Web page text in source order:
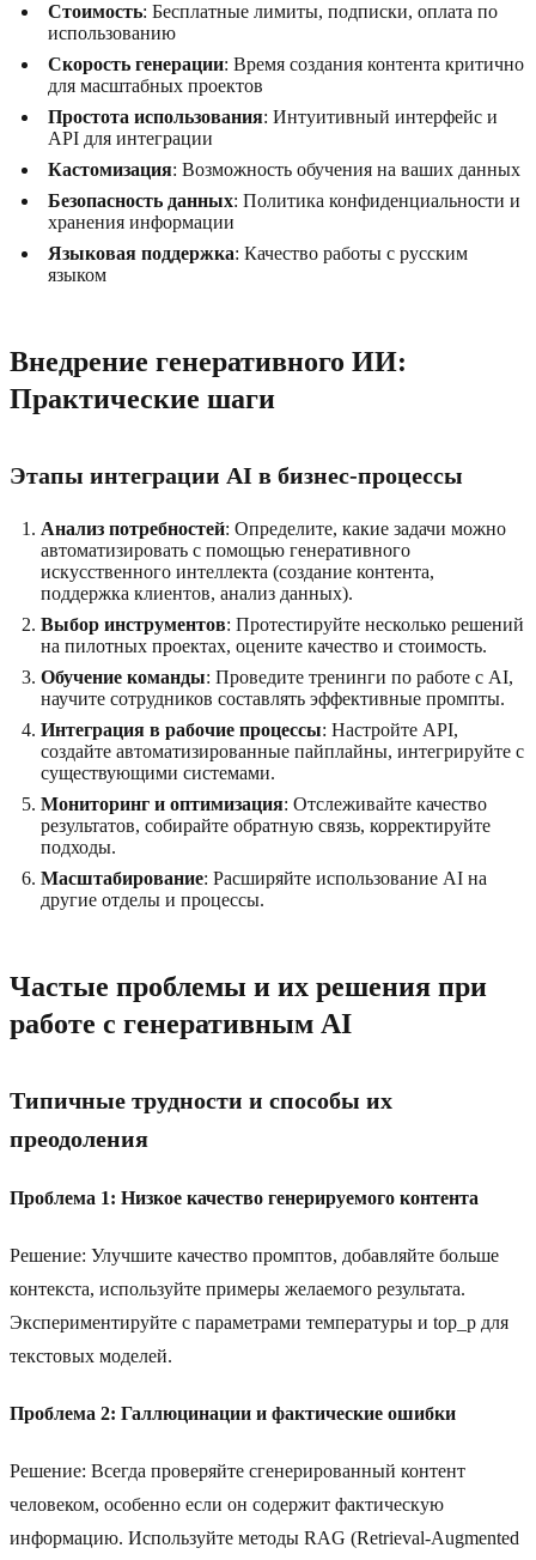
Стоимость: Бесплатные лимиты, подписки, оплата по
использованию
Скорость генерации: Время создания контента критично
для масштабных проектов
Простота использования: Интуитивный интерфейс и
API для интеграции
Кастомизация: Возможность обучения на ваших данных
Безопасность данных: Политика конфиденциальности и
хранения информации
Языковая поддержка: Качество работы с русским
языком
Внедрение генеративного ИИ:
Практические шаги
Этапы интеграции AI в бизнес-процессы
Анализ потребностей: Определите, какие задачи можно
автоматизировать с помощью генеративного
искусственного интеллекта (создание контента,
поддержка клиентов, анализ данных).
Выбор инструментов: Протестируйте несколько решений
на пилотных проектах, оцените качество и стоимость.
Обучение команды: Проведите тренинги по работе с AI,
научите сотрудников составлять эффективные промпты.
Интеграция в рабочие процессы: Настройте API,
создайте автоматизированные пайплайны, интегрируйте с
существующими системами.
Мониторинг и оптимизация: Отслеживайте качество
результатов, собирайте обратную связь, корректируйте
подходы.
Масштабирование: Расширяйте использование AI на
другие отделы и процессы.
Частые проблемы и их решения при
работе с генеративным AI
Типичные трудности и способы их
преодоления
Проблема 1: Низкое качество генерируемого контента
Решение: Улучшите качество промптов, добавляйте больше
контекста, используйте примеры желаемого результата.
Экспериментируйте с параметрами температуры и top_p для
текстовых моделей.
Проблема 2: Галлюцинации и фактические ошибки
Решение: Всегда проверяйте сгенерированный контент
человеком, особенно если он содержит фактическую
информацию. Используйте методы RAG (Retrieval-Augmented